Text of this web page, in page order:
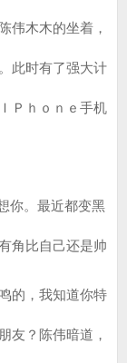
木木的坐着，
此时有了强大计
Ｐｈｏｎｅ手机
。最近都变黑
角比自己还是帅
的，我知道你特
友？陈伟暗道，